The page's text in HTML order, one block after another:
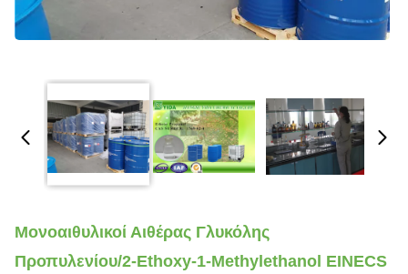
Μονοαιθυλικοί Αιθέρας Γλυκόλης
Προπυλενίου/2-Ethoxy-1-Methylethanol EINECS